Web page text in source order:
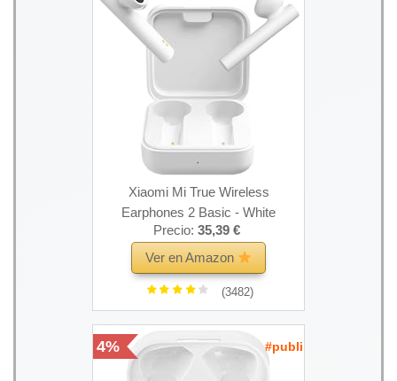
Xiaomi Mi True Wireless
Earphones 2 Basic - White
Precio: 35,39 €
Ver en Amazon
(3482)
4% #publi